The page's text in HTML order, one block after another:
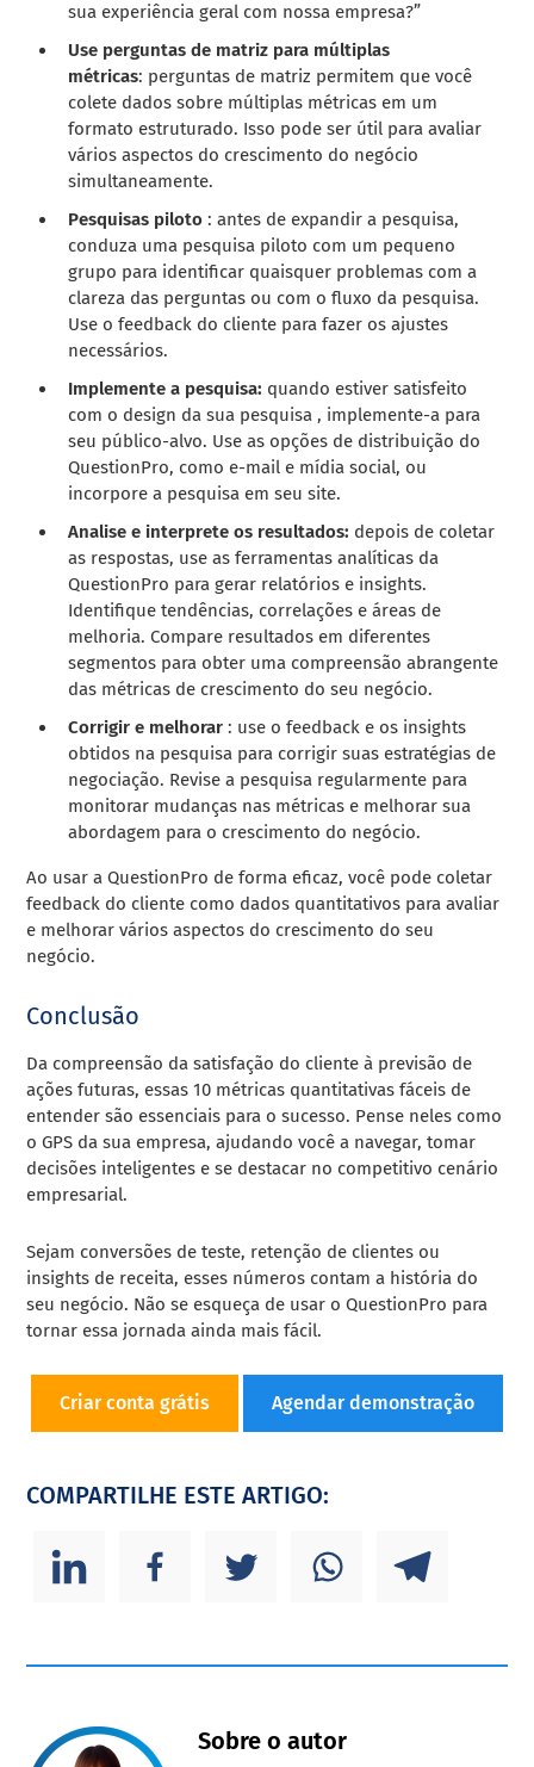
sua experiência geral com nossa empresa?”
Use perguntas de matriz para múltiplas
métricas: perguntas de matriz permitem que você
colete dados sobre múltiplas métricas em um
formato estruturado. Isso pode ser útil para avaliar
vários aspectos do crescimento do negócio
simultaneamente.
Pesquisas piloto : antes de expandir a pesquisa,
conduza uma pesquisa piloto com um pequeno
grupo para identificar quaisquer problemas com a
clareza das perguntas ou com o fluxo da pesquisa.
Use o feedback do cliente para fazer os ajustes
necessários.
Implemente a pesquisa: quando estiver satisfeito
com o design da sua pesquisa , implemente-a para
seu público-alvo. Use as opções de distribuição do
QuestionPro, como e-mail e mídia social, ou
incorpore a pesquisa em seu site.
Analise e interprete os resultados: depois de coletar
as respostas, use as ferramentas analíticas da
QuestionPro para gerar relatórios e insights.
Identifique tendências, correlações e áreas de
melhoria. Compare resultados em diferentes
segmentos para obter uma compreensão abrangente
das métricas de crescimento do seu negócio.
Corrigir e melhorar : use o feedback e os insights
obtidos na pesquisa para corrigir suas estratégias de
negociação. Revise a pesquisa regularmente para
monitorar mudanças nas métricas e melhorar sua
abordagem para o crescimento do negócio.
Ao usar a QuestionPro de forma eficaz, você pode coletar
feedback do cliente como dados quantitativos para avaliar
e melhorar vários aspectos do crescimento do seu
negócio.
Conclusão
Da compreensão da satisfação do cliente à previsão de
ações futuras, essas 10 métricas quantitativas fáceis de
entender são essenciais para o sucesso. Pense neles como
o GPS da sua empresa, ajudando você a navegar, tomar
decisões inteligentes e se destacar no competitivo cenário
empresarial.
Sejam conversões de teste, retenção de clientes ou
insights de receita, esses números contam a história do
seu negócio. Não se esqueça de usar o QuestionPro para
tornar essa jornada ainda mais fácil.
Criar conta grátis Agendar demonstração
COMPARTILHE ESTE ARTIGO:
Sobre o autor